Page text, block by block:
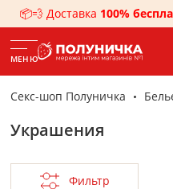
📦💨 Доставка 100%
МЕНЮ
Секс-шоп Полуничка
Украшения
Фильтр